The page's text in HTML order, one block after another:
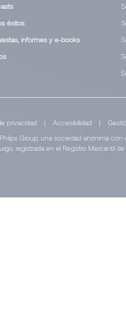
éxitos
informes y e-books
privacidad | Accesibilidad |
Group, una sociedad anónima con
registrada en el Registro Mercantil